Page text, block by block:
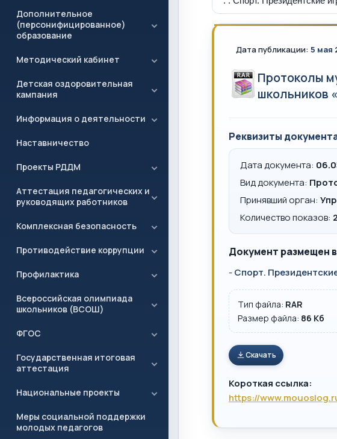
Дополнительное
(персонифицированное)
образование
Методический кабинет
Детская оздоровительная
кампания
Информация о деятельности
Наставничество
Проекты РДДМ
Аттестация педагогических и
руководящих работников
Комплексная безопасность
Противодействие коррупции
Профилактика
Всероссийская олимпиада
школьников (ВСОШ)
ФГОС
Государственная итоговая
аттестация
Национальные проекты
Меры социальной поддержки
молодых педагогов
Дата публикации: 5 мая
Протоколы
школьников
Реквизиты
Дата документа:
Вид документа:
Принявший орган:
Количество показов:
Документ размещен
-Спорт.
Тип файла: RAR
Размер файла: 86 Кб
Скачать
Короткая ссылка:
https://